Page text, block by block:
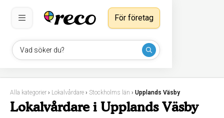
Vad söker du?
För företag
Alla kategorier › Lokalvårdare › Stockholms län › Upplands Väsby
Lokalvårdare i Upplands Väsby